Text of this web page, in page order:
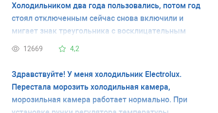
Холодильником два года пользовались, потом год
стоял отключенным сейчас снова включили и
мигает знак треугольника с восклицательным
знаком и температура тоже минус 18 мигает и
это такое и как это устранить?
12669 4,2
Здравствуйте! У меня холодильник Electrolux.
Перестала морозить холодильная камера,
морозильная камера работает нормально. При